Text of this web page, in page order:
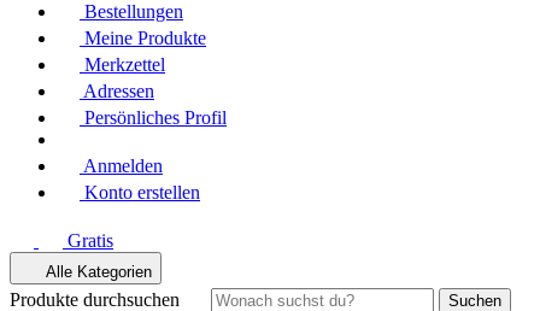
Bestellungen
Meine Produkte
Merkzettel
Adressen
Persönliches Profil
Anmelden
Konto erstellen
Gratis
Alle Kategorien
Produkte durchsuchen Suchen